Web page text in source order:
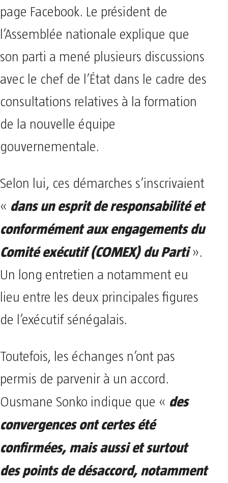
page Facebook. Le président de
l’Assemblée nationale explique que
son parti a mené plusieurs discussions
avec le chef de l’État dans le cadre des
consultations relatives à la formation
de la nouvelle équipe
gouvernementale.
Selon lui, ces démarches s’inscrivaient
« dans un esprit de responsabilité et
conformément aux engagements du
Comité exécutif (COMEX) du Parti».
Un long entretien a notamment eu
lieu entre les deux principales figures
de l’exécutif sénégalais.
Toutefois, les échanges n’ont pas
permis de parvenir à un accord.
Ousmane Sonko indique que « des
convergences ont certes été
confirmées, mais aussi et surtout
des points de désaccord, notamment